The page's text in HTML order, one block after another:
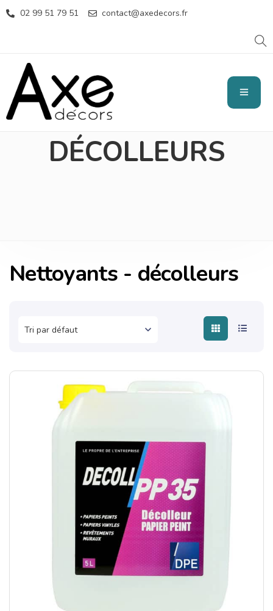
02 99 51 79 51 contact@axedecors.fr
NETTOYANTS -
DÉCOLLEURS
Nettoyants - décolleurs